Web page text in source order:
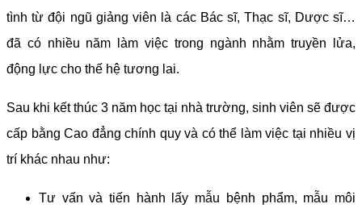
tình từ đội ngũ giảng viên là các Bác sĩ, Thạc sĩ, Dược sĩ…
đã có nhiều năm làm việc trong ngành nhằm truyền lửa,
động lực cho thế hệ tương lai.
Sau khi kết thúc 3 năm học tại nhà trường, sinh viên sẽ được
cấp bằng Cao đẳng chính quy và có thể làm việc tại nhiều vị
trí khác nhau như:
Tư vấn và tiến hành lấy mẫu bệnh phẩm, mẫu môi